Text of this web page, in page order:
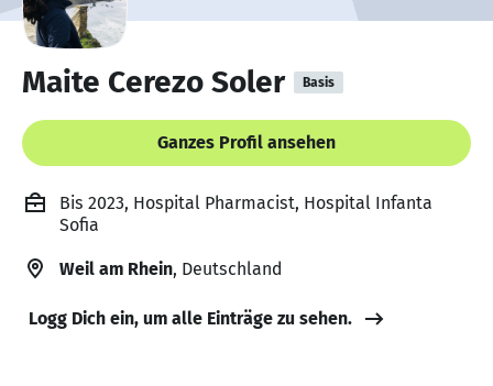
Maite Cerezo Soler Basis
Ganzes Profil ansehen
Bis 2023, Hospital Pharmacist, Hospital Infanta
Sofia
Weil am Rhein, Deutschland
Logg Dich ein, um alle Einträge zu sehen.